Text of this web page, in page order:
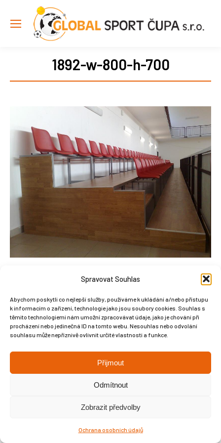
Spravovat Souhlas
Abychom poskytli co nejlepší služby, používáme k ukládání a/nebo přístupu
k informacím o zařízení, technologie jako jsou soubory cookies. Souhlas s
těmito technologiemi nám umožní zpracovávat údaje, jako je chování při
procházení nebo jedinečná ID na tomto webu. Nesouhlas nebo odvolání
souhlasu může nepříznivě ovlivnit určité vlastnosti a funkce.
Přijmout
Odmítnout
Zobrazit předvolby
Ochrana osobních údajů
1892-w-800-h-700
Copyright © Weiron Dynamics, s.r.o. |Tvorba webových stránek
SEO